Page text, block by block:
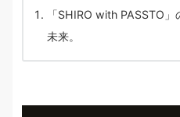
「SHIRO with PASSTO
未来。